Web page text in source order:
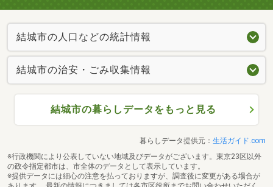
結城市の人口などの統計情報
結城市の治安・ごみ収集情報
結城市の暮らしデータをもっと見る
暮らしデータ提供元： 生活ガイド.com
※行政機関により公表していない地域及びデータがございます。東京23区以外
の政令指定都市は、市全体のデータとして表示しています。
※提供データには細心の注意を払っておりますが、調査後に変更がある場合が